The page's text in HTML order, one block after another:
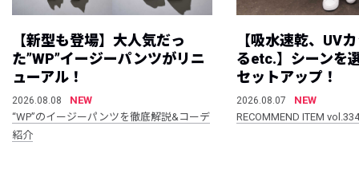
【新型も登場】大人気だっ
た”WP”イージーパンツがリニ
ューアル！
2026.08.08
NEW
“WP”のイージーパンツを徹底解説&コーデ
紹介
【吸水速乾、UV
るetc.】シーンを
セットアップ！
2026.08.07
NEW
RECOMMEND ITEM vol.334